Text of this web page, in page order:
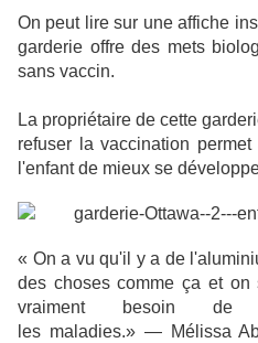
On peut lire sur une affiche
garderie offre des mets
sans vaccin.
La propriétaire de cette
refuser la vaccination
l'enfant de mieux se
« On a vu qu'il y a de
des choses comme ça et
vraiment besoin de
les maladies.» — Mélissa